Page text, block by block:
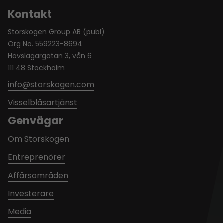
Kontakt
Storskogen Group AB (publ)
Org No. 559223-8694
Hovslagargatan 3, vån 6
111 48 Stockholm
info@storskogen.com
Visselblåsartjänst
Genvägar
Om Storskogen
Entreprenörer
Affärsområden
Investerare
Media